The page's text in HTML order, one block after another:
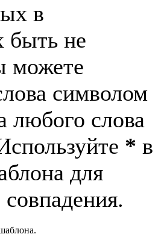
в
быть не
можете
символом
любого слова
* в
для